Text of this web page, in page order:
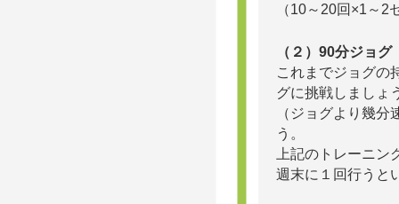
（10～20回×1～2
（２）90分ジョグ
これまでジョグの
グに挑戦しましょ
（ジョグより幾
う。
上記のトレーニ
週末に１回行うと